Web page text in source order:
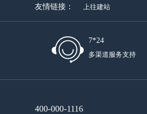
友情链接： 上往建站
7*24
多渠道服务支持
400-000-1116